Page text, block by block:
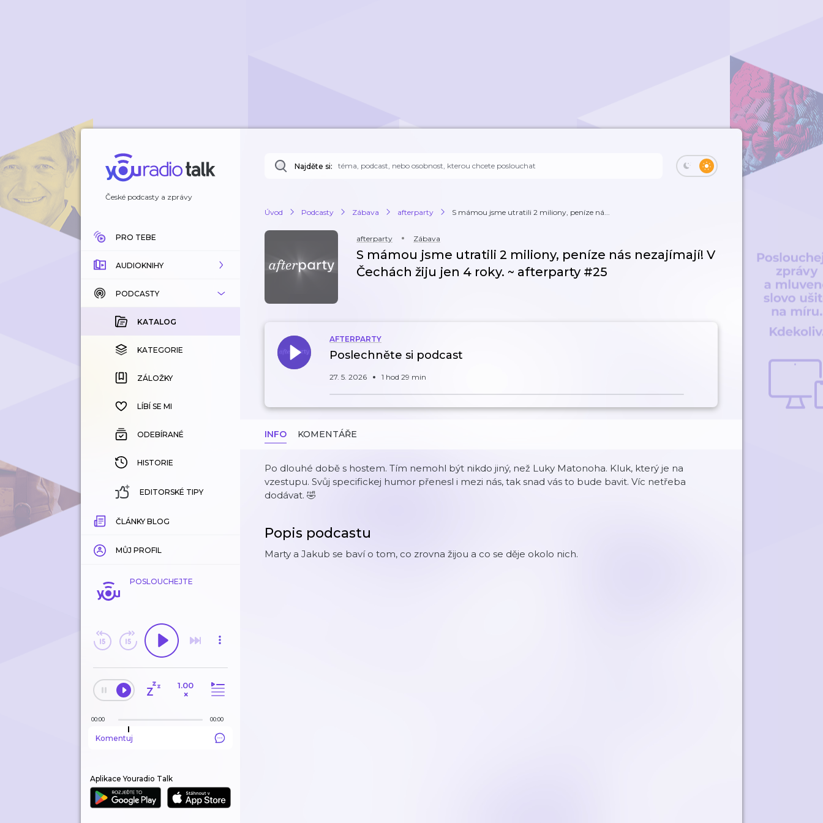
České podcasty a zprávy
PRO TEBE
AUDIOKNIHY
KATALOG
KOUPENÉ
KATEGORIE
ZÁLOŽKY
HISTORIE
PODCASTY
KATALOG
KATEGORIE
ZÁLOŽKY
LÍBÍ SE MI
ODEBÍRANÉ
HISTORIE
EDITORSKÉ TIPY
ČLÁNKY BLOG
MŮJ PROFIL
POSLOUCHEJTE
1.00
×
00:00 00:00
Komentuj
Aplikace Youradio Talk
Najděte si:
Úvod Podcasty Zábava afterparty S mámou jsme utratili 2 miliony, peníze ná...
afterparty Zábava
S mámou jsme utratili 2 miliony, peníze nás nezajímají! V
Čechách žiju jen 4 roky. ~ afterparty #25
AFTERPARTY
Poslechněte si podcast
27. 5. 2026 1 hod 29 min
INFO KOMENTÁŘE
Po dlouhé době s hostem. Tím nemohl být nikdo jiný, než Luky Matonoha. Kluk, který je na
vzestupu. Svůj specifickej humor přenesl i mezi nás, tak snad vás to bude bavit. Víc netřeba
dodávat. 🤣
Popis podcastu
Marty a Jakub se baví o tom, co zrovna žijou a co se děje okolo nich.